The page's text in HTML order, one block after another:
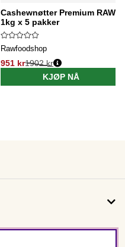
Cashewnøtter Premium RAW
1kg x 5 pakker
Rawfoodshop
951 kr1902 kr
KJØP NÅ